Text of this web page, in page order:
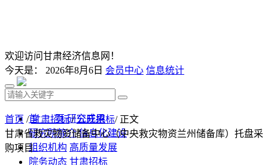
欢迎访问甘肃经济信息网！
今天是： 2026年8月6日 会员中心 信息统计
首 页 研究成果
研究院简介 信息化建设
组织机构 高质量发展
院务动态 甘肃招标
首页 /甘肃招标/公开招标/ 正文
甘肃省救灾物资储备中心（中央救灾物资兰州储备库）托盘采
购项目